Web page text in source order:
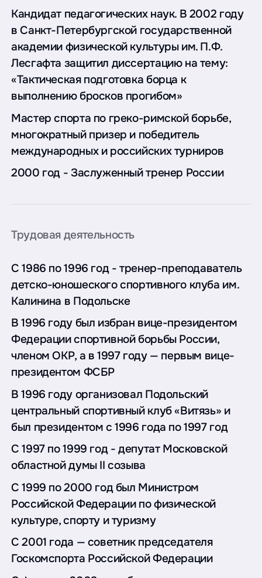
Кандидат педагогических наук. В 2002 году
в Санкт-Петербургской государственной
академии физической культуры им. П.Ф.
Лесгафта защитил диссертацию на тему:
«Тактическая подготовка борца к
выполнению бросков прогибом»
Мастер спорта по греко-римской борьбе,
многократный призер и победитель
международных и российских турниров
2000 год - Заслуженный тренер России
Трудовая деятельность
С 1986 по 1996 год - тренер-преподаватель
детско-юношеского спортивного клуба им.
Калинина в Подольске
В 1996 году был избран вице-президентом
Федерации спортивной борьбы России,
членом ОКР, а в 1997 году — первым вице-
президентом ФСБР
В 1996 году организовал Подольский
центральный спортивный клуб «Витязь» и
был президентом с 1996 года по 1997 год
С 1997 по 1999 год - депутат Московской
областной думы II созыва
С 1999 по 2000 год был Министром
Российской Федерации по физической
культуре, спорту и туризму
С 2001 года — советник председателя
Госкомспорта Российской Федерации